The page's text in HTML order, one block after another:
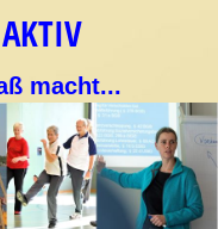
macht...